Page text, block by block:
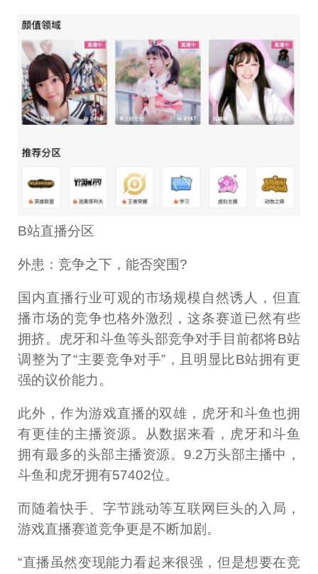
B站直播分区
外患：竞争之下，能否突围?
国内直播行业可观的市场规模自然诱人，但直
播市场的竞争也格外激烈，这条赛道已然有些
拥挤。虎牙和斗鱼等头部竞争对手目前都将B站
调整为了“主要竞争对手”，且明显比B站拥有更
强的议价能力。
此外，作为游戏直播的双雄，虎牙和斗鱼也拥
有更佳的主播资源。从数据来看，虎牙和斗鱼
拥有最多的头部主播资源。9.2万头部主播中，
斗鱼和虎牙拥有57402位。
而随着快手、字节跳动等互联网巨头的入局，
游戏直播赛道竞争更是不断加剧。
“直播虽然变现能力看起来很强，但是想要在竞